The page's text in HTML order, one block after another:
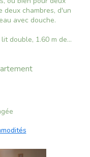
deux chambres, d'un
avec douche.
double, 1.60 m de...